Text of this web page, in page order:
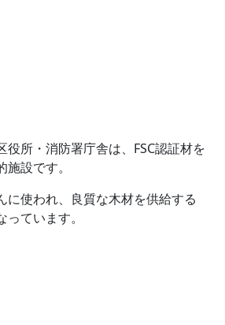
役所・消防署庁舎は、FSC認証材を
設です。
に使われ、良質な木材を供給する
っています。